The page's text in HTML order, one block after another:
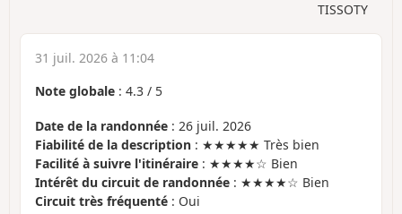
TISSOTY
31 juil. 2026 à 11:04
Note globale : 4.3 / 5
Date de la randonnée : 26 juil. 2026
Fiabilité de la description : ★★★★★ Très bien
Facilité à suivre l'itinéraire : ★★★★☆ Bien
Intérêt du circuit de randonnée : ★★★★☆ Bien
Circuit très fréquenté : Oui